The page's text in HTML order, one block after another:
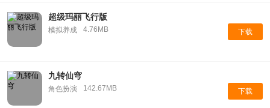
超级玛丽飞行版
模拟养成 4.76MB 下载
九转仙穹
角色扮演 142.67MB 下载